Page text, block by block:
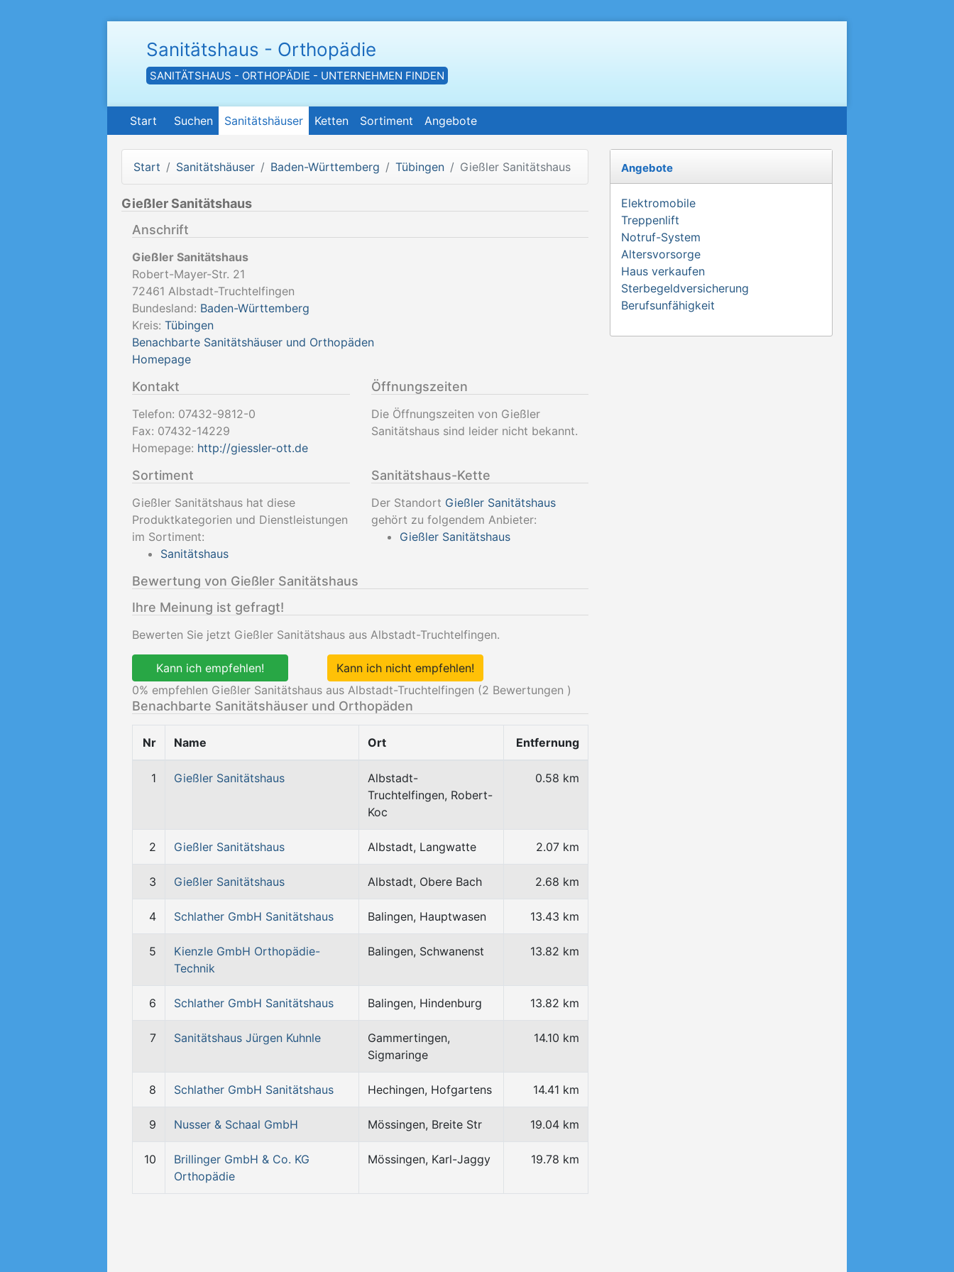
Sanitätshaus - Orthopädie
SANITÄTSHAUS - ORTHOPÄDIE - UNTERNEHMEN FINDEN
Start Suchen Sanitätshäuser Ketten Sortiment Angebote
Start Sanitätshäuser Baden-Württemberg Tübingen Gießler Sanitätshaus
Gießler Sanitätshaus
Anschrift
Gießler Sanitätshaus
Robert-Mayer-Str. 21
72461 Albstadt-Truchtelfingen
Bundesland: Baden-Württemberg
Kreis: Tübingen
Benachbarte Sanitätshäuser und Orthopäden
Homepage
Kontakt
Telefon: 07432-9812-0
Fax: 07432-14229
Homepage: http://giessler-ott.de
Öffnungszeiten
Die Öffnungszeiten von Gießler
Sanitätshaus sind leider nicht bekannt.
Sortiment
Gießler Sanitätshaus hat diese
Produktkategorien und Dienstleistungen
im Sortiment:
Sanitätshaus
Sanitätshaus-Kette
Der Standort Gießler Sanitätshaus
gehört zu folgendem Anbieter:
Gießler Sanitätshaus
Bewertung von Gießler Sanitätshaus
Ihre Meinung ist gefragt!
Bewerten Sie jetzt Gießler Sanitätshaus aus Albstadt-Truchtelfingen.
Kann ich empfehlen!
Kann ich nicht empfehlen!
0% empfehlen Gießler Sanitätshaus aus Albstadt-Truchtelfingen (2 Bewertungen )
Benachbarte Sanitätshäuser und Orthopäden
Nr Name Ort Entfernung
1 Gießler Sanitätshaus
Albstadt-
Truchtelfingen, Robert-
Koc
0.58 km
2 Gießler Sanitätshaus Albstadt, Langwatte 2.07 km
3 Gießler Sanitätshaus Albstadt, Obere Bach 2.68 km
4 Schlather GmbH Sanitätshaus Balingen, Hauptwasen 13.43 km
5
Kienzle GmbH Orthopädie-
Technik
Balingen, Schwanenst 13.82 km
6 Schlather GmbH Sanitätshaus Balingen, Hindenburg 13.82 km
7 Sanitätshaus Jürgen Kuhnle
Gammertingen,
Sigmaringe
14.10 km
8 Schlather GmbH Sanitätshaus Hechingen, Hofgartens 14.41 km
9 Nusser & Schaal GmbH Mössingen, Breite Str 19.04 km
10
Brillinger GmbH & Co. KG
Orthopädie
Mössingen, Karl-Jaggy 19.78 km
Angebote
Elektromobile
Treppenlift
Notruf-System
Altersvorsorge
Haus verkaufen
Sterbegeldversicherung
Berufsunfähigkeit